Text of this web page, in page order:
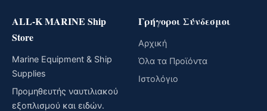
ALL-K MARINE Ship
Store
Marine Equipment & Ship
Supplies
Προμηθευτής ναυτιλιακού
εξοπλισμού και ειδών.
Γρήγοροι Σύνδεσμοι
Αρχική
Όλα τα Προϊόντα
Ιστολόγιο